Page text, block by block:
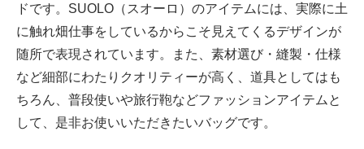
ドです。SUOLO（スオーロ）のアイテムには、実際に土
に触れ畑仕事をしているからこそ見えてくるデザインが
随所で表現されています。また、素材選び・縫製・仕様
など細部にわたりクオリティーが高く、道具としてはも
ちろん、普段使いや旅行鞄などファッションアイテムと
して、是非お使いいただきたいバッグです。